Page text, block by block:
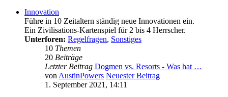
Innovation
Führe in 10 Zeitaltern ständig neue Innovationen ein.
Ein Zivilisations-Kartenspiel für 2 bis 4 Herrscher.
Unterforen: Regelfragen, Sonstiges
10 Themen
20 Beiträge
Letzter Beitrag Dogmen vs. Resorts - Was hat …
vonAustinPowers Neuester Beitrag
1. September 2021, 14:11